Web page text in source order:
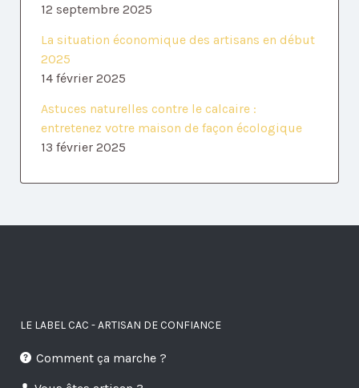
12 septembre 2025
La situation économique des artisans en début
2025
14 février 2025
Astuces naturelles contre le calcaire :
entretenez votre maison de façon écologique
13 février 2025
LE LABEL CAC - ARTISAN DE CONFIANCE
Comment ça marche ?